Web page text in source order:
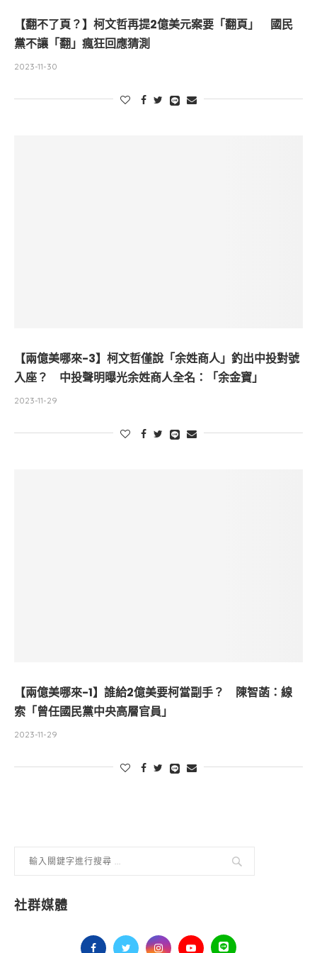
【翻不了頁？】柯文哲再提2億美元案要「翻頁」 國民
黨不讓「翻」瘋狂回應猜測
2023-11-30
【兩億美哪來-3】柯文哲僅說「余姓商人」釣出中投對號
入座？ 中投聲明曝光余姓商人全名：「余金寶」
2023-11-29
【兩億美哪來-1】誰給2億美要柯當副手？ 陳智菡：線
索「曾任國民黨中央高層官員」
2023-11-29
社群媒體